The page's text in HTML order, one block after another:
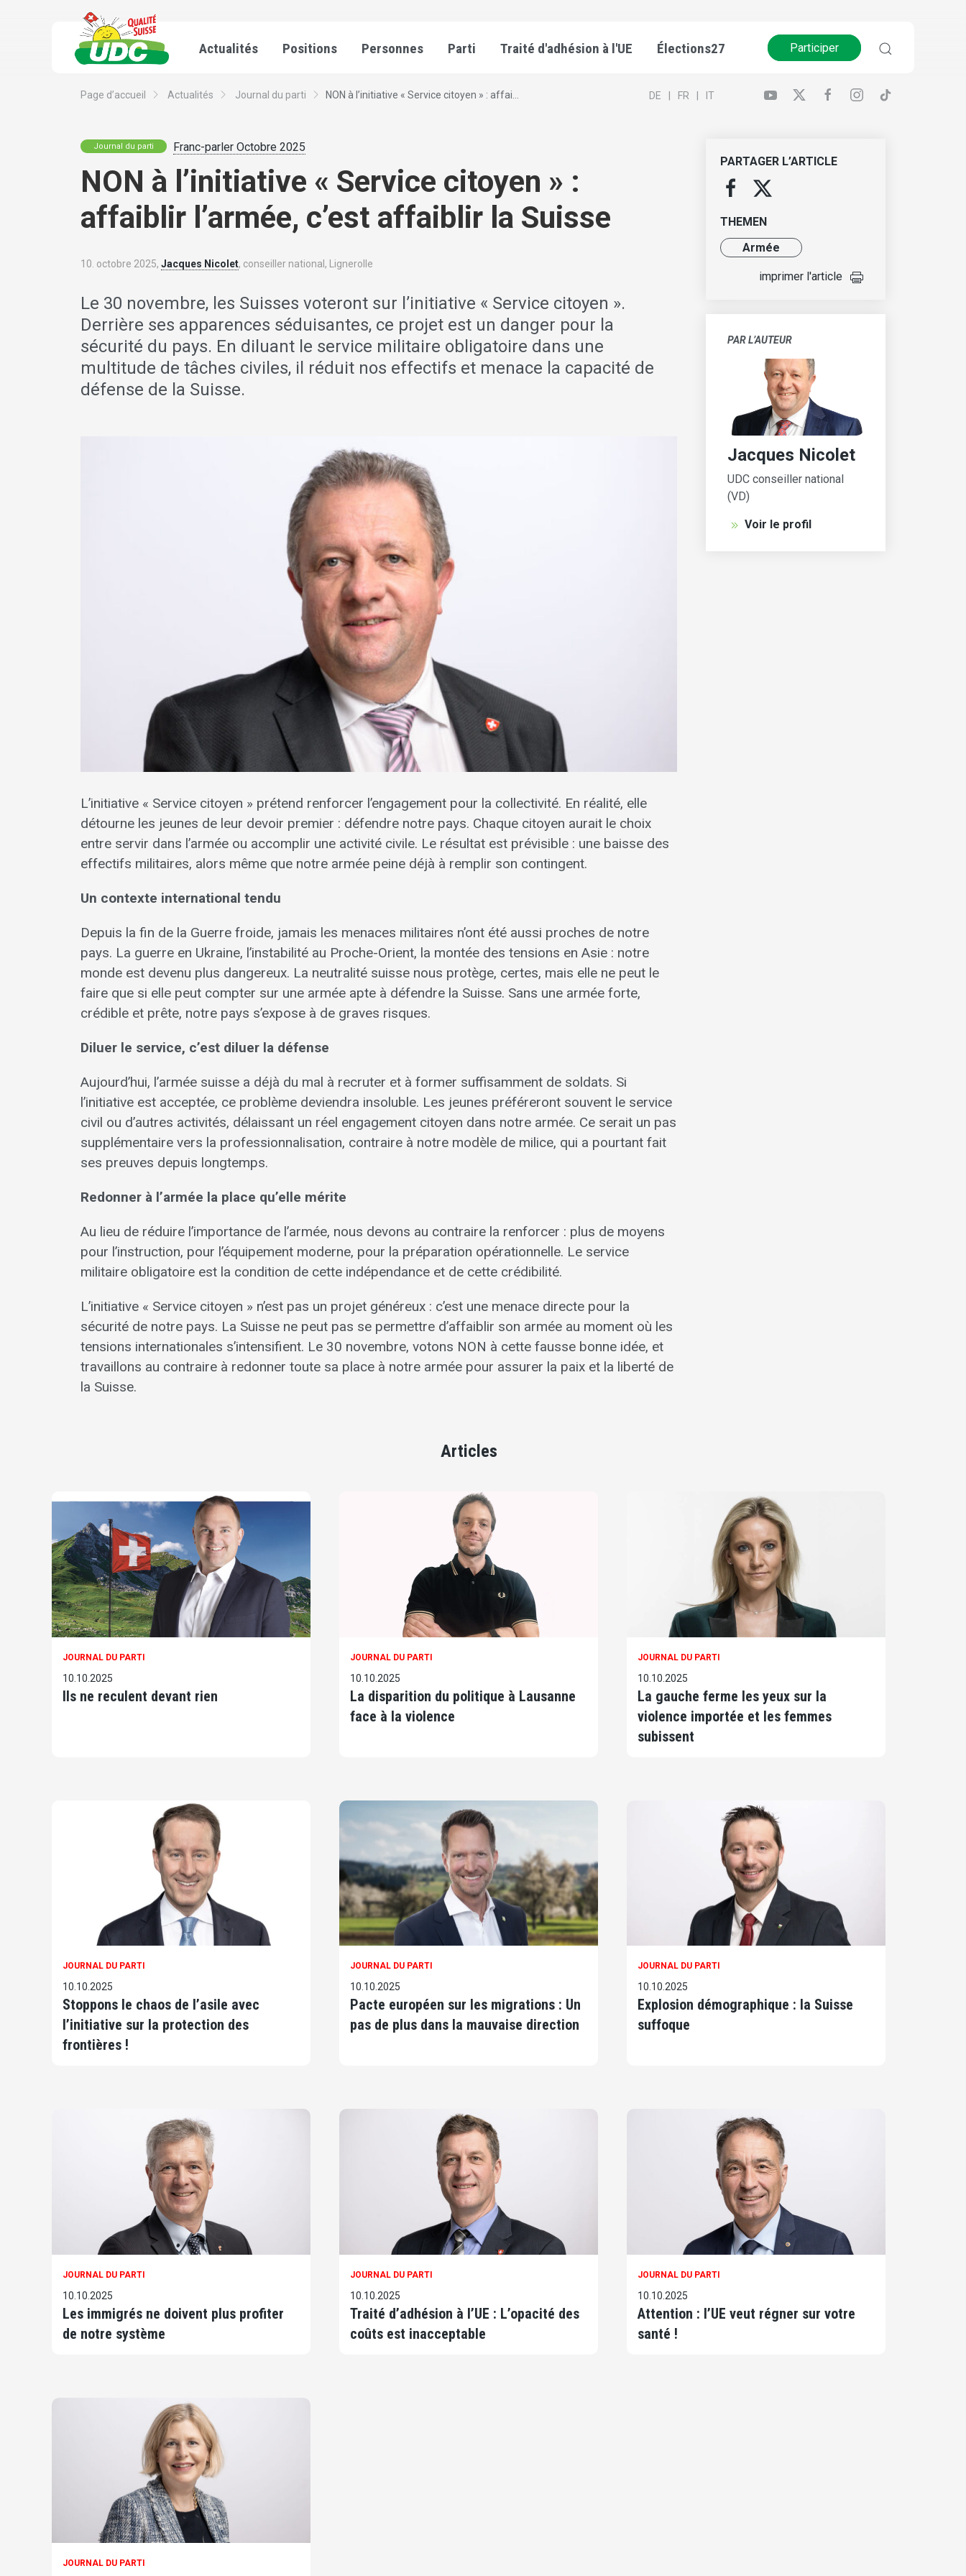
Actualités Positions Personnes Parti Traité d'adhésion à l'UE Élections27 Participer
Page d’accueil Actualités Journal du parti NON à l’initiative « Service citoyen » : affai... DE FR IT
Journal du parti Franc-parler Octobre 2025
NON à l’initiative « Service citoyen » :
affaiblir l’armée, c’est affaiblir la Suisse
10. octobre 2025, Jacques Nicolet, conseiller national, Lignerolle
Le 30 novembre, les Suisses voteront sur l’initiative « Service citoyen ».
Derrière ses apparences séduisantes, ce projet est un danger pour la
sécurité du pays. En diluant le service militaire obligatoire dans une
multitude de tâches civiles, il réduit nos effectifs et menace la capacité de
défense de la Suisse.
L’initiative « Service citoyen » prétend renforcer l’engagement pour la collectivité. En réalité, elle
détourne les jeunes de leur devoir premier : défendre notre pays. Chaque citoyen aurait le choix
entre servir dans l’armée ou accomplir une activité civile. Le résultat est prévisible : une baisse des
effectifs militaires, alors même que notre armée peine déjà à remplir son contingent.
Un contexte international tendu
Depuis la fin de la Guerre froide, jamais les menaces militaires n’ont été aussi proches de notre
pays. La guerre en Ukraine, l’instabilité au Proche-Orient, la montée des tensions en Asie : notre
monde est devenu plus dangereux. La neutralité suisse nous protège, certes, mais elle ne peut le
faire que si elle peut compter sur une armée apte à défendre la Suisse. Sans une armée forte,
crédible et prête, notre pays s’expose à de graves risques.
Diluer le service, c’est diluer la défense
Aujourd’hui, l’armée suisse a déjà du mal à recruter et à former suffisamment de soldats. Si
l’initiative est acceptée, ce problème deviendra insoluble. Les jeunes préféreront souvent le service
civil ou d’autres activités, délaissant un réel engagement citoyen dans notre armée. Ce serait un pas
supplémentaire vers la professionnalisation, contraire à notre modèle de milice, qui a pourtant fait
ses preuves depuis longtemps.
Redonner à l’armée la place qu’elle mérite
Au lieu de réduire l’importance de l’armée, nous devons au contraire la renforcer : plus de moyens
pour l’instruction, pour l’équipement moderne, pour la préparation opérationnelle. Le service
militaire obligatoire est la condition de cette indépendance et de cette crédibilité.
L’initiative « Service citoyen » n’est pas un projet généreux : c’est une menace directe pour la
sécurité de notre pays. La Suisse ne peut pas se permettre d’affaiblir son armée au moment où les
tensions internationales s’intensifient. Le 30 novembre, votons NON à cette fausse bonne idée, et
travaillons au contraire à redonner toute sa place à notre armée pour assurer la paix et la liberté de
la Suisse.
PARTAGER L’ARTICLE
THEMEN
Armée
imprimer l'article
PAR L’AUTEUR
Jacques Nicolet
UDC conseiller national
(VD)
Voir le profil
Articles
JOURNAL DU PARTI
10.10.2025
Ils ne reculent devant rien
JOURNAL DU PARTI
10.10.2025
La disparition du politique à Lausanne
face à la violence
JOURNAL DU PARTI
10.10.2025
La gauche ferme les yeux sur la
violence importée et les femmes
subissent
JOURNAL DU PARTI
10.10.2025
Stoppons le chaos de l’asile avec
l’initiative sur la protection des
frontières !
JOURNAL DU PARTI
10.10.2025
Pacte européen sur les migrations : Un
pas de plus dans la mauvaise direction
JOURNAL DU PARTI
10.10.2025
Explosion démographique : la Suisse
suffoque
JOURNAL DU PARTI
10.10.2025
Les immigrés ne doivent plus profiter
de notre système
JOURNAL DU PARTI
10.10.2025
Traité d’adhésion à l’UE : L’opacité des
coûts est inacceptable
JOURNAL DU PARTI
10.10.2025
Attention : l’UE veut régner sur votre
santé !
JOURNAL DU PARTI